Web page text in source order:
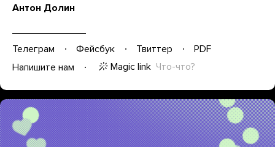
Антон Долин
Телеграм Фейсбук Твиттер
PDF
Напишите нам
Magic link Что-что?